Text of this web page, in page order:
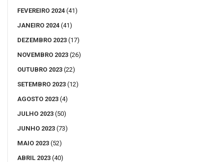
FEVEREIRO 2024 (41)
JANEIRO 2024 (41)
DEZEMBRO 2023 (17)
NOVEMBRO 2023 (26)
OUTUBRO 2023 (22)
SETEMBRO 2023 (12)
AGOSTO 2023 (4)
JULHO 2023 (50)
JUNHO 2023 (73)
MAIO 2023 (52)
ABRIL 2023 (40)